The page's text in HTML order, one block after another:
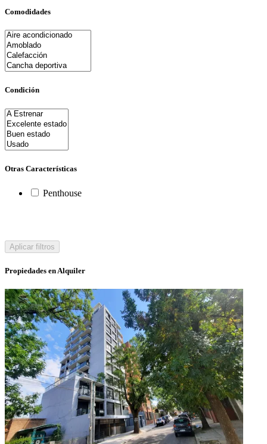
Comodidades
Condición
Otras Características
Penthouse
Aplicar filtros
Propiedades en Alquiler